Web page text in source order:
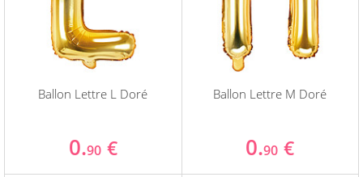
Ballon Lettre L Doré
0.90 €
Ballon Lettre M Doré
0.90 €